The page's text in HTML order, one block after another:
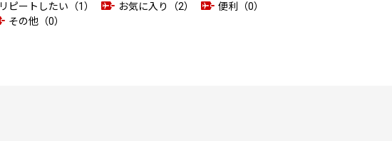
リピートしたい（1） お気に入り（2）
便利（0）
その他（0）